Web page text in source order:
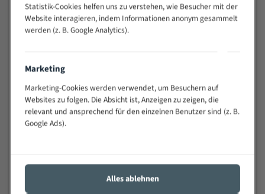
wechselnde Verbindungslängen)
Sehr geringe Vibration
Technische Beschreibung:
Positiver Spanwinkel
Bandkörper aus hochlegiertem Federstahl
Legierte HSS-beschichtete Zahnspitzen
Statistik-Cookies helfen uns zu verstehen, wie Besucher mit der
Website interagieren, indem Informationen anonym gesammelt
werden (z. B. Google Analytics).
Marketing
Marketing-Cookies werden verwendet, um Besuchern auf
Websites zu folgen. Die Absicht ist, Anzeigen zu zeigen, die
relevant und ansprechend für den einzelnen Benutzer sind (z. B.
Google Ads).
Alles ablehnen